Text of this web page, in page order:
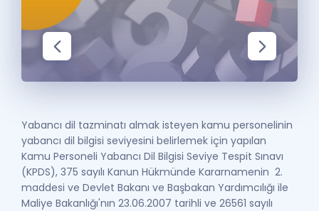
Puan Hesaplama
Rehberlik Aracı
Blog
İngilizce Gramer
Yabancı dil tazminatı almak isteyen kamu personelinin
yabancı dil bilgisi seviyesini belirlemek için yapılan
Kamu Personeli Yabancı Dil Bilgisi Seviye Tespit Sınavı
(KPDS), 375 sayılı Kanun Hükmünde Kararnamenin 2.
maddesi ve Devlet Bakanı ve Başbakan Yardımcılığı ile
Maliye Bakanlığı'nın 23.06.2007 tarihli ve 26561 sayılı